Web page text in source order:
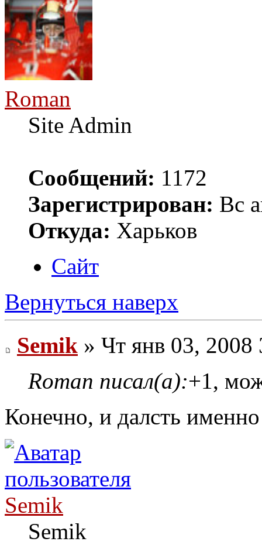
Roman
Site Admin
Сообщений: 1172
Зарегистрирован: Вс
Откуда: Харьков
Сайт
Вернуться наверх
Semik » Чт янв 03, 2008
Roman писал(а):+1,
Конечно, и далсть
Semik
Semik